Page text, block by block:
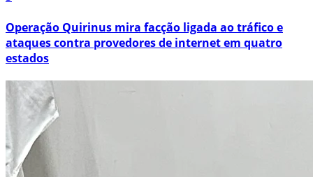
Operação Quirinus mira facção ligada ao tráfico e
ataques contra provedores de internet em quatro
estados